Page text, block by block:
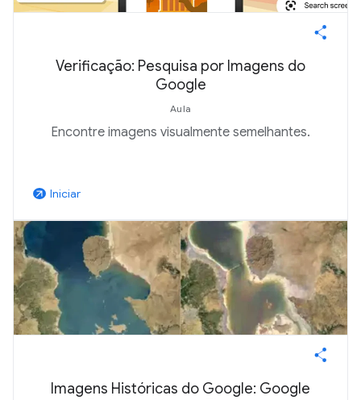
Verificação: Pesquisa por Imagens do
Google
Aula
Encontre imagens visualmente semelhantes.
arrow_outward Iniciar
Imagens Históricas do Google: Google